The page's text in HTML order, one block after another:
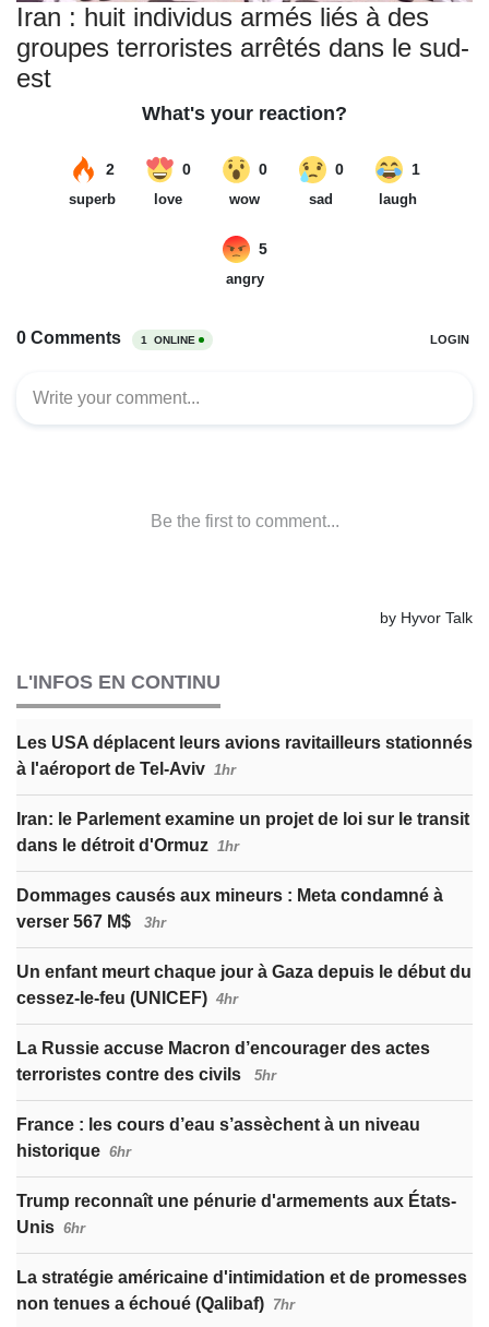
Iran : huit individus armés liés à des
groupes terroristes arrêtés dans le sud-
est
L'INFOS EN CONTINU
Les USA déplacent leurs avions ravitailleurs stationnés
à l'aéroport de Tel-Aviv 1hr
Iran: le Parlement examine un projet de loi sur le transit
dans le détroit d'Ormuz 1hr
Dommages causés aux mineurs : Meta condamné à
verser 567 M$
3hr
Un enfant meurt chaque jour à Gaza depuis le début du
cessez-le-feu (UNICEF) 4hr
La Russie accuse Macron d’encourager des actes
terroristes contre des civils
5hr
France : les cours d’eau s’assèchent à un niveau
historique 6hr
Trump reconnaît une pénurie d'armements aux États-
Unis 6hr
La stratégie américaine d'intimidation et de promesses
non tenues a échoué (Qalibaf) 7hr